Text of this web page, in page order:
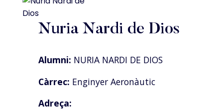
Nuria Nardi de Dios
Alumni: NURIA NARDI DE DIOS
Càrrec: Enginyer Aeronàutic
Adreça: